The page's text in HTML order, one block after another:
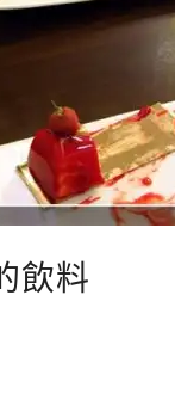
飲料